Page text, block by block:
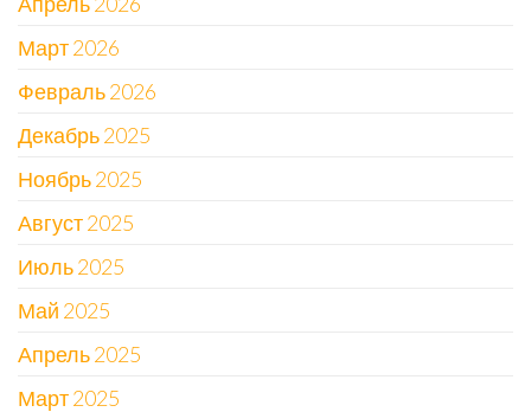
Март 2026
Февраль 2026
Декабрь 2025
Ноябрь 2025
Август 2025
Июль 2025
Май 2025
Апрель 2025
Март 2025